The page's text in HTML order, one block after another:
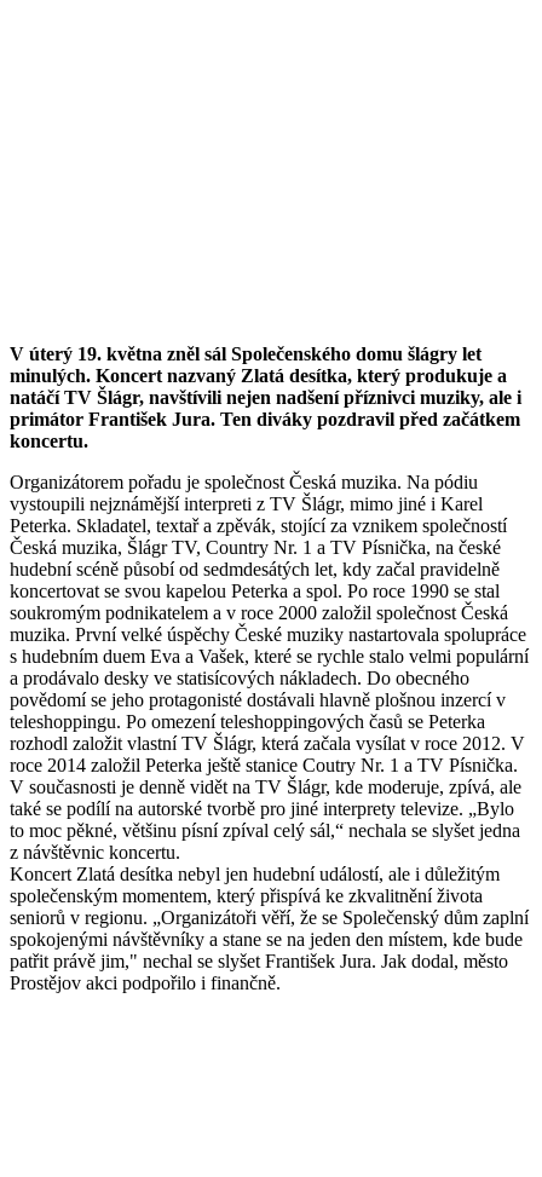
V úterý 19. května zněl sál Společenského domu šlágry let
minulých. Koncert nazvaný Zlatá desítka, který produkuje a
natáčí TV Šlágr, navštívili nejen nadšení příznivci muziky, ale i
primátor František Jura. Ten diváky pozdravil před začátkem
koncertu.
Organizátorem pořadu je společnost Česká muzika. Na pódiu
vystoupili nejznámější interpreti z TV Šlágr, mimo jiné i Karel
Peterka. Skladatel, textař a zpěvák, stojící za vznikem společností
Česká muzika, Šlágr TV, Country Nr. 1 a TV Písnička, na české
hudební scéně působí od sedmdesátých let, kdy začal pravidelně
koncertovat se svou kapelou Peterka a spol. Po roce 1990 se stal
soukromým podnikatelem a v roce 2000 založil společnost Česká
muzika. První velké úspěchy České muziky nastartovala spolupráce
s hudebním duem Eva a Vašek, které se rychle stalo velmi populární
a prodávalo desky ve statisícových nákladech. Do obecného
povědomí se jeho protagonisté dostávali hlavně plošnou inzercí v
teleshoppingu. Po omezení teleshoppingových časů se Peterka
rozhodl založit vlastní TV Šlágr, která začala vysílat v roce 2012. V
roce 2014 založil Peterka ještě stanice Coutry Nr. 1 a TV Písnička.
V současnosti je denně vidět na TV Šlágr, kde moderuje, zpívá, ale
také se podílí na autorské tvorbě pro jiné interprety televize. „Bylo
to moc pěkné, většinu písní zpíval celý sál,“ nechala se slyšet jedna
z návštěvnic koncertu.
Koncert Zlatá desítka nebyl jen hudební událostí, ale i důležitým
společenským momentem, který přispívá ke zkvalitnění života
seniorů v regionu. „Organizátoři věří, že se Společenský dům zaplní
spokojenými návštěvníky a stane se na jeden den místem, kde bude
patřit právě jim," nechal se slyšet František Jura. Jak dodal, město
Prostějov akci podpořilo i finančně.